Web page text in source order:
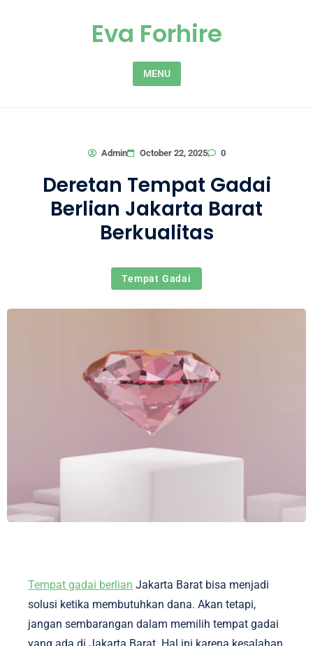
Eva Forhire
MENU
Admin October 22, 2025 0
Deretan Tempat Gadai
Berlian Jakarta Barat
Berkualitas
Tempat Gadai
Tempat gadai berlian Jakarta Barat bisa menjadi
solusi ketika membutuhkan dana. Akan tetapi,
jangan sembarangan dalam memilih tempat gadai